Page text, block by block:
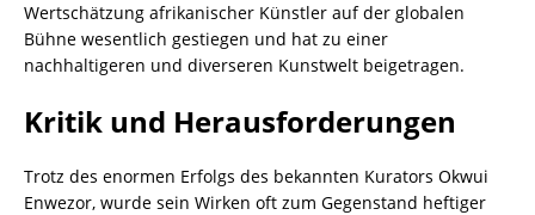
Wertschätzung afrikanischer Künstler auf der globalen
Bühne wesentlich gestiegen und hat zu einer
nachhaltigeren und diverseren Kunstwelt beigetragen.
Kritik und Herausforderungen
Trotz des enormen Erfolgs des bekannten Kurators Okwui
Enwezor, wurde sein Wirken oft zum Gegenstand heftiger